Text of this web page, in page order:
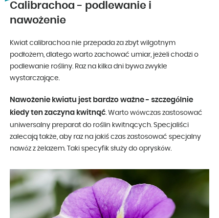
Calibrachoa - podlewanie i
nawożenie
Kwiat calibrachoa nie przepada za zbyt wilgotnym
podłożem, dlatego warto zachować umiar, jeżeli chodzi o
podlewanie rośliny. Raz na kilka dni bywa zwykle
wystarczające.
Nawożenie kwiatu jest bardzo ważne - szczególnie
kiedy ten zaczyna kwitnąć. Warto wówczas zastosować
uniwersalny preparat do roślin kwitnących. Specjaliści
zalecają także, aby raz na jakiś czas zastosować specjalny
nawóz z żelazem. Taki specyfik służy do oprysków.